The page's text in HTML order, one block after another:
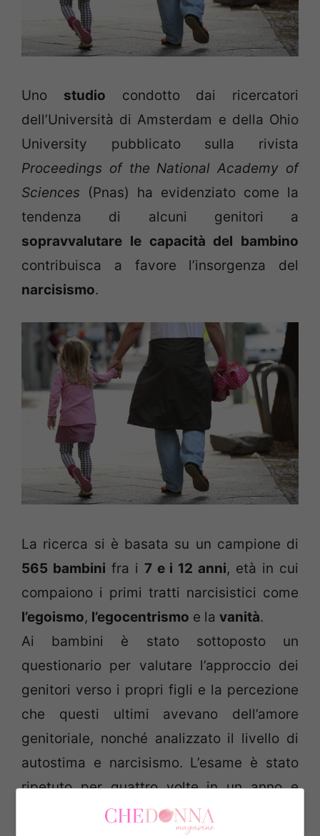
Uno studio condotto dai ricercatori
dell’Università di Amsterdam e della Ohio
University pubblicato sulla rivista
Proceedings of the National Academy of
Sciences (Pnas) ha evidenziato come la
tendenza di alcuni genitori a
sopravvalutare le capacità del bambino
contribuisca a favore l’insorgenza del
narcisismo.
La ricerca si è basata su un campione di
565 bambini fra i 7 e i 12 anni, età in cui
compaiono i primi tratti narcisistici come
l’egoismo, l’egocentrismo e la vanità.
Ai bambini è stato sottoposto un
questionario per valutare l’approccio dei
genitori verso i propri figli e la percezione
che questi ultimi avevano dell’amore
genitoriale, nonché analizzato il livello di
autostima e narcisismo. L’esame è stato
ripetuto per quattro volte in un anno e
mezzo, per identificare quali fattori